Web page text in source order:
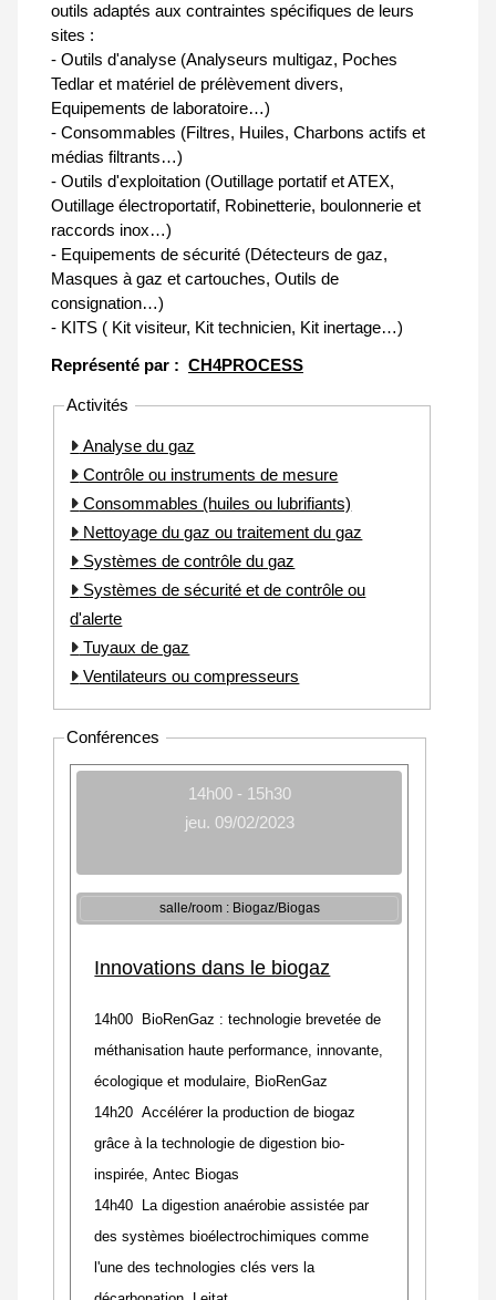
outils adaptés aux contraintes spécifiques de leurs
sites :
- Outils d'analyse (Analyseurs multigaz, Poches
Tedlar et matériel de prélèvement divers,
Equipements de laboratoire…)
- Consommables (Filtres, Huiles, Charbons actifs et
médias filtrants…)
- Outils d'exploitation (Outillage portatif et ATEX,
Outillage électroportatif, Robinetterie, boulonnerie et
raccords inox…)
- Equipements de sécurité (Détecteurs de gaz,
Masques à gaz et cartouches, Outils de
consignation…)
- KITS ( Kit visiteur, Kit technicien, Kit inertage…)
Représenté par : CH4PROCESS
Activités
Analyse du gaz
Contrôle ou instruments de mesure
Consommables (huiles ou lubrifiants)
Nettoyage du gaz ou traitement du gaz
Systèmes de contrôle du gaz
Systèmes de sécurité et de contrôle ou
d'alerte
Tuyaux de gaz
Ventilateurs ou compresseurs
Conférences
14h00 - 15h30
jeu. 09/02/2023
salle/room : Biogaz/Biogas
Innovations dans le biogaz
14h00 BioRenGaz : technologie brevetée de
méthanisation haute performance, innovante,
écologique et modulaire, BioRenGaz
14h20 Accélérer la production de biogaz
grâce à la technologie de digestion bio-
inspirée, Antec Biogas
14h40 La digestion anaérobie assistée par
des systèmes bioélectrochimiques comme
l'une des technologies clés vers la